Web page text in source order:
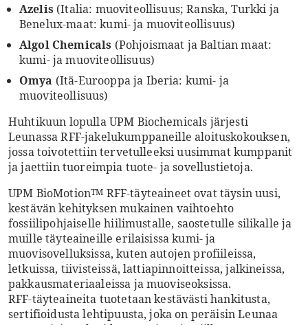
Azelis (Italia: muoviteollisuus; Ranska, Turkki ja
Benelux-maat: kumi- ja muoviteollisuus)
Algol Chemicals (Pohjoismaat ja Baltian maat:
kumi- ja muoviteollisuus)
Omya (Itä-Eurooppa ja Iberia: kumi- ja
muoviteollisuus)
Huhtikuun lopulla UPM Biochemicals järjesti
Leunassa RFF-jakelukumppaneille aloituskokouksen,
jossa toivotettiin tervetulleeksi uusimmat kumppanit
ja jaettiin tuoreimpia tuote- ja sovellustietoja.
UPM BioMotionTM RFF-täyteaineet ovat täysin uusi,
kestävän kehityksen mukainen vaihtoehto
fossiilipohjaiselle hiilimustalle, saostetulle silikalle ja
muille täyteaineille erilaisissa kumi- ja
muovisovelluksissa, kuten autojen profiileissa,
letkuissa, tiivisteissä, lattiapinnoitteissa, jalkineissa,
pakkausmateriaaleissa ja muoviseoksissa.
RFF-täyteaineita tuotetaan kestävästi hankitusta,
sertifioidusta lehtipuusta, joka on peräisin Leunaa